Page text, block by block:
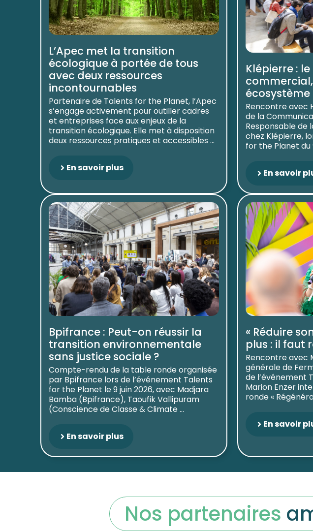
L’Apec met la transition
écologique à portée de tous
avec deux ressources
incontournables
Partenaire de Talents for the Planet, l’Apec
s’engage activement pour outiller cadres
et entreprises face aux enjeux de la
transition écologique. Elle met à disposition
deux ressources pratiques et accessibles ...
En savoir plus
Klépierre :
Rencontre avec
de la
Responsable de
chez Klépierre,
for the Planet du
En savoir
Bpifrance : Peut-on réussir la
transition environnementale
sans justice sociale ?
Compte-rendu de la table ronde organisée
par Bpifrance lors de l’événement Talents
for the Planet le 9 juin 2026, avec Madjara
Bamba (Bpifrance), Taoufik Vallipuram
(Conscience de Classe & Climate ...
En savoir plus
« Réduire
plus : il faut
Rencontre avec
générale de
de l’événement
Marion Enzer
ronde «
En savoir
Nos partenaires